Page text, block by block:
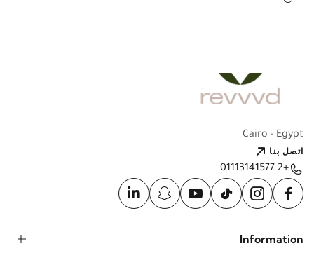
Cairo - Egypt
اتصل بنا
+2 01113141577
Information